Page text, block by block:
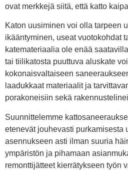
ovat merkkejä siitä, että katto
Katon uusiminen voi olla tarpeen
ikääntyminen, useat vuotokohdat
katemateriaalia ole enää
tai tiilikatosta puuttuva aluskate
kokonaisvaltaiseen
laadukkaat materiaalit ja
porakoneisiin sekä
Suunnittelemme
etenevät jouhevasti purkamisesta
asennukseen asti ilman suuria
ympäristön ja pihamaan
remonttijätteet kierrätykseen työn